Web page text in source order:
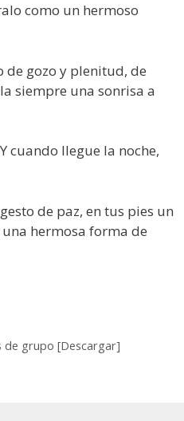
como un hermoso
de gozo y plenitud, de
siempre una sonrisa a
cuando llegue la noche,
de paz, en tus pies un
hermosa forma de
de grupo [Descargar]